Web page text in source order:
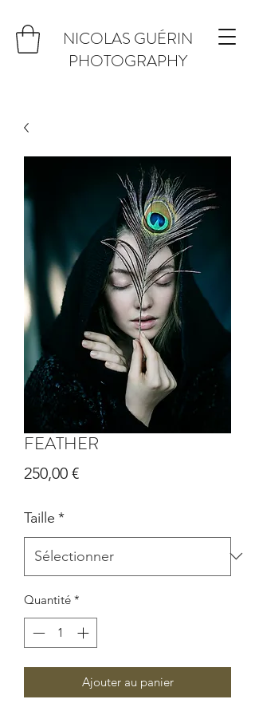
NICOLAS GUÉRIN
PHOTOGRAPHY
FEATHER
250,00 €Prix
Taille *
Quantité *
Ajouter au panier